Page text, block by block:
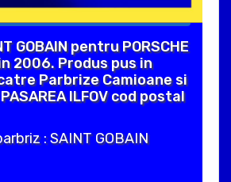
GOBAIN pentru PORSCHE
2006. Produs pus in
Parbrize Camioane si
ILFOV cod postal
: SAINT GOBAIN